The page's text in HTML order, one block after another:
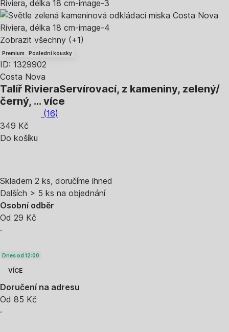
Zobrazit všechny (+1)
Premium Poslední kousky
ID: 1329902
Costa Nova
Talíř RivieraServírovací, z kameniny, zelený/
černý, … více
(16)
349 Kč
Do košíku
Skladem 2 ks, doručíme ihned
Dalších > 5 ks na objednání
Osobní odběr
Od 29 Kč
·
Dnes od 12:00
VÍCE
Doručení na adresu
Od 85 Kč
·